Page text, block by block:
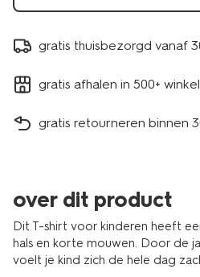
gratis thuisbezorgd vanaf
gratis afhalen in 500+
gratis retourneren binnen
over dit product
Dit T-shirt voor kinderen heeft
hals en korte mouwen. Door de
voelt je kind zich de hele dag